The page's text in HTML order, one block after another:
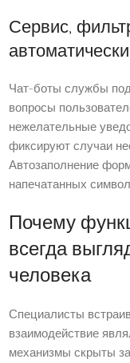
Сервис,
Чат-боты службы
вопросы
нежелательные
фиксируют случаи
Автозаполнение
напечатанных
Почему
всегда
человека
Специалисты
взаимодействие
механизмы скрыты